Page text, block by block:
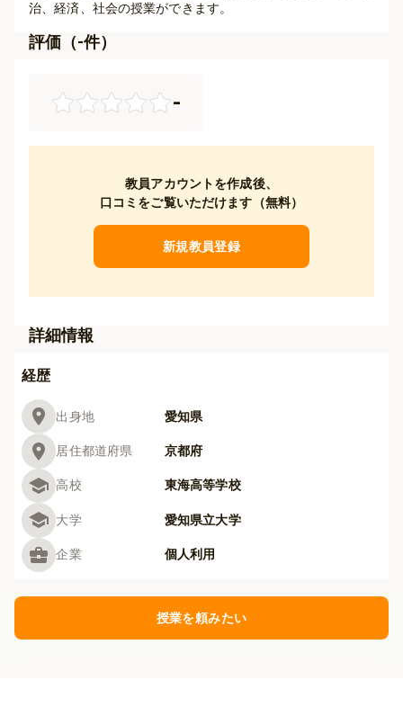
治、経済、社会の授業ができます。
評価（-件）
-
教員アカウントを作成後、
口コミをご覧いただけます（無料）
新規教員登録
詳細情報
経歴
出身地 愛知県
居住都道府県 京都府
高校 東海高等学校
大学 愛知県立大学
企業 個人利用
授業を頼みたい